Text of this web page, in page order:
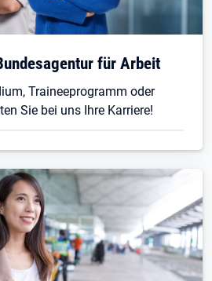
für Arbeit
Traineeprogramm oder
Sie bei uns Ihre Karriere!